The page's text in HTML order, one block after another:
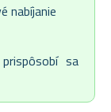
nabíjanie
sa